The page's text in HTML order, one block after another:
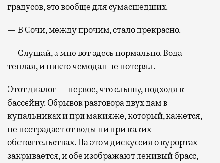
градусов, это вообще для сумасшедших.
— В Сочи, между прочим, стало прекрасно.
— Слушай, а мне вот здесь нормально. Вода
теплая, и никто чемодан не потерял.
Этот диалог — первое, что слышу, подходя к
бассейну. Обрывок разговора двух дам в
купальниках и при макияже, который, кажется,
не пострадает от воды ни при каких
обстоятельствах. На этом дискуссия о курортах
закрывается, и обе изображают ленивый брасс,